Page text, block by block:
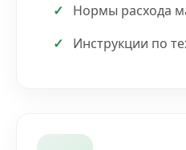
Нормы расхода
Инструкции по